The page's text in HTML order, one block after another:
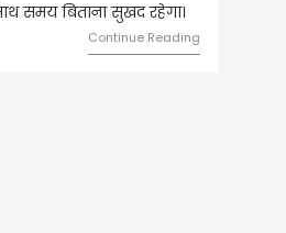
सुखद रहेगा।
Continue Reading
मामलों में सफलता मिलेगी।
मेलजोल बढ़ेगा। आर्थिक
समझकर...